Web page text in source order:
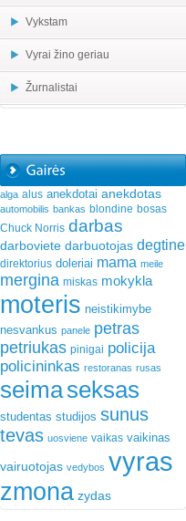
Vykstam
Vyrai žino geriau
Žurnalistai
alga alus anekdotai anekdotas
automobilis bankas blondine bosas
Chuck Norris darbas
darboviete darbuotojas degtine
direktorius doleriai mama meile
mergina miskas mokykla
moteris neistikimybe
nesvankus panele petras
petriukas pinigai policija
policininkas restoranas rusas
seimaseksas
studentas studijos sunus
tevas uosviene vaikas vaikinas
vairuotojas vedybos vyras
zmona zydas